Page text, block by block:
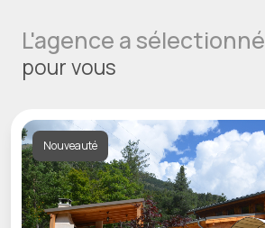
L'agence a sélectionné
pour vous
Nouveauté